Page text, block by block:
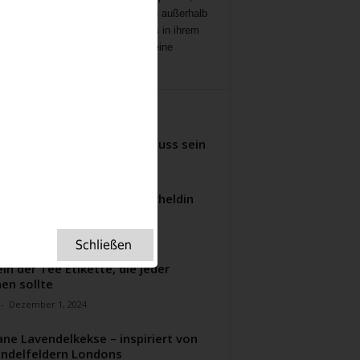
mit Menschen außerhalb
die aber Besonderes in ihrem
geleistet haben, Menschen, die eine
kann ein Tee Aufguss sein
Nightingale: Die Superheldin
der Tee Etikette, die jeder
sollte
- Dezember 1, 2024
Lavendelkekse – inspiriert von
Londons